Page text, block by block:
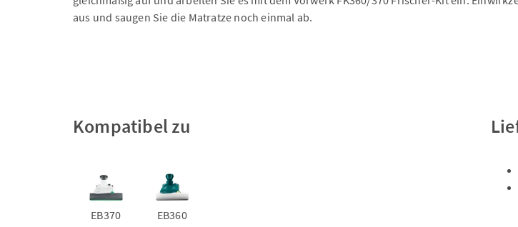
aus und saugen Sie die Matratze noch einmal ab.
Kompatibel zu
EB370 EB360